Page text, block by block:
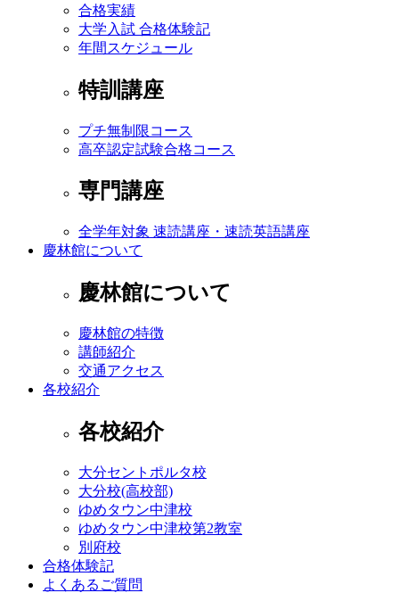
合格実績
大学入試 合格体験記
年間スケジュール
特訓講座
プチ無制限コース
高卒認定試験合格コース
専門講座
全学年対象 速読講座・速読英語講座
慶林館について
慶林館について
慶林館の特徴
講師紹介
交通アクセス
各校紹介
各校紹介
大分セントポルタ校
大分校(高校部)
ゆめタウン中津校
ゆめタウン中津校第2教室
別府校
合格体験記
よくあるご質問